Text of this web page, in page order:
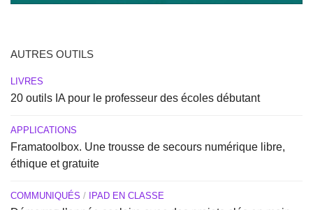
AUTRES OUTILS
LIVRES
20 outils IA pour le professeur des écoles débutant
APPLICATIONS
Framatoolbox. Une trousse de secours numérique libre,
éthique et gratuite
COMMUNIQUÉS / IPAD EN CLASSE